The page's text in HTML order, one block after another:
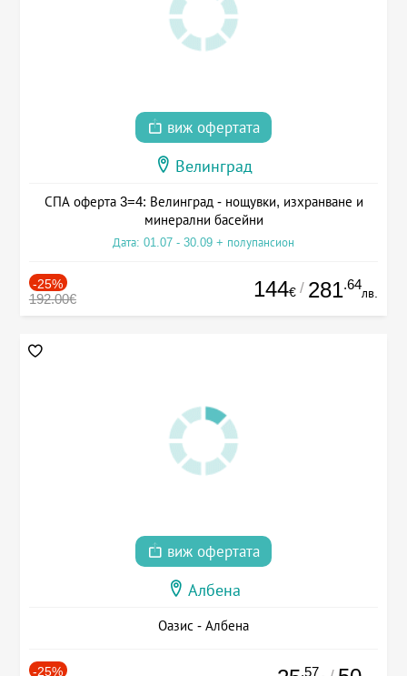
виж офертата
Велинград
СПА оферта 3=4: Велинград - нощувки, изхранване и
минерални басейни
Дата: 01.07 - 30.09 + полупансион
-25%
192.00€ 144€ / 281.64
лв.
виж офертата
Албена
Оазис - Албена
-25% .57